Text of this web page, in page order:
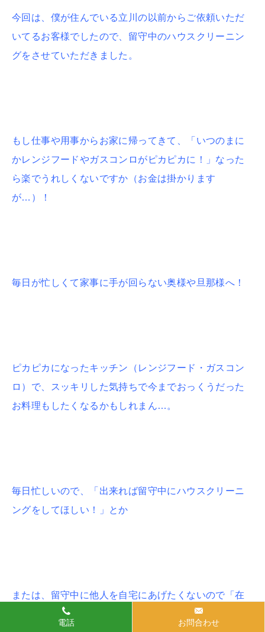
今回は、僕が住んでいる立川の以前からご依頼いただ
いてるお客様でしたので、留守中のハウスクリーニン
グをさせていただきました。
もし仕事や用事からお家に帰ってきて、「いつのまに
かレンジフードやガスコンロがピカピカに！」なった
ら楽でうれしくないですか（お金は掛かります
が…）！
毎日が忙しくて家事に手が回らない奥様や旦那様へ！
ピカピカになったキッチン（レンジフード・ガスコン
ロ）で、スッキリした気持ちで今までおっくうだった
お料理もしたくなるかもしれまん…。
毎日忙しいので、「出来れば留守中にハウスクリーニ
ングをしてほしい！」とか
または、留守中に他人を自宅にあげたくないので「在
宅中にハウスクリーニングをしてほしい…」というよ
電話 お問合わせ